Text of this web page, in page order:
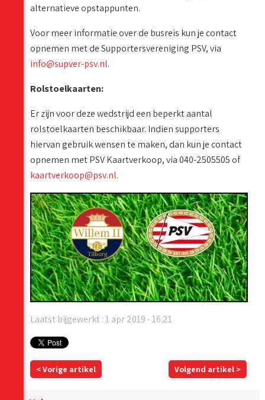
alternatieve opstappunten.
Voor meer informatie over de busreis kun je contact
opnemen met de Supportersvereniging PSV, via
info@supver-psv.nl.
Rolstoelkaarten:
Er zijn voor deze wedstrijd een beperkt aantal
rolstoelkaarten beschikbaar. Indien supporters
hiervan gebruik wensen te maken, dan kun je contact
opnemen met PSV Kaartverkoop, via 040-2505505 of
kaartverkoop@psv.nl.
Laatst bijgewerkt : 1 apr 2019 - 16:21
< Vorige artikel Volgend artikel >